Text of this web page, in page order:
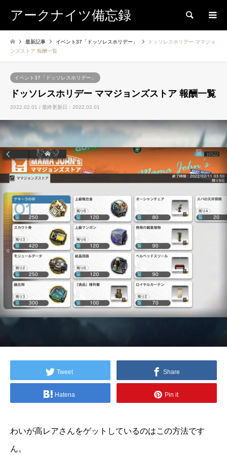
アークナイツ備忘録 検索
最新記事 イベント37「ドッソレスホリデー」
ドッソレスホリデー ママジョ
ンズストア 報酬一覧
イベント37「ドッソレスホリデー」
ドッソレスホリデー ママジョンズストア 報酬一覧
2022.02.01 / 最終更新日：2022.02.01
Tweet Share
Hatena Pin it
わいが高レアさんをゲットしているのはこの方法です
ん。